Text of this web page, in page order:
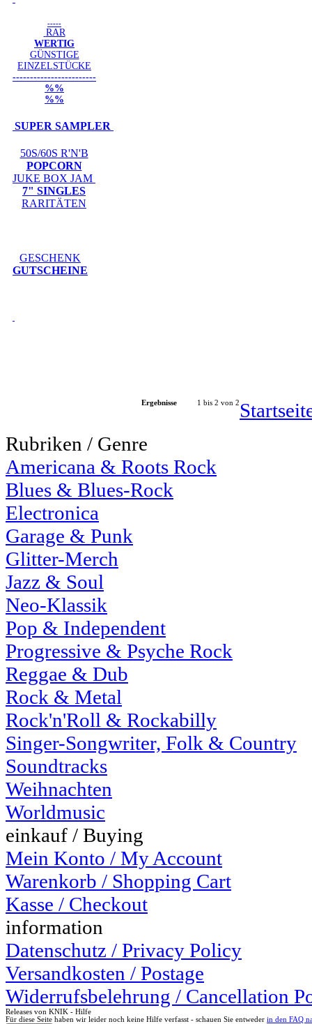
-----
RAR
WERTIG
GÜNSTIGE
EINZELSTÜCKE
------------------------
%%
%%
SUPER SAMPLER
50S/60S R'N'B
POPCORN
JUKE BOX JAM
7" SINGLES
RARITÄTEN
GESCHENK
GUTSCHEINE
Ergebnisse 1 bis 2 von 2
Rubriken / Genre
Americana & Roots Rock
Blues & Blues-Rock
Electronica
Garage & Punk
Glitter-Merch
Jazz & Soul
Neo-Klassik
Pop & Independent
Progressive & Psyche Rock
Reggae & Dub
Rock & Metal
Rock'n'Roll & Rockabilly
Singer-Songwriter, Folk & Country
Soundtracks
Weihnachten
Worldmusic
einkauf / Buying
Mein Konto / My Account
Warenkorb / Shopping Cart
Kasse / Checkout
information
Datenschutz / Privacy Policy
Versandkosten / Postage
Widerrufsbelehrung / Cancellation
Releases von KNIK - Hilfe
Für diese Seite haben wir leider noch keine Hilfe verfasst - schauen Sie entweder in den FAQ